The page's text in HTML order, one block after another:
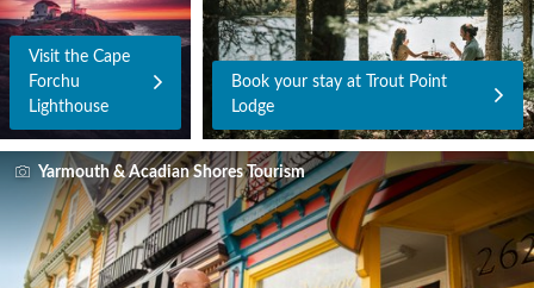
Visit the Cape
Forchu
Lighthouse
Book your stay at Trout Point
Lodge
Yarmouth & Acadian Shores Tourism